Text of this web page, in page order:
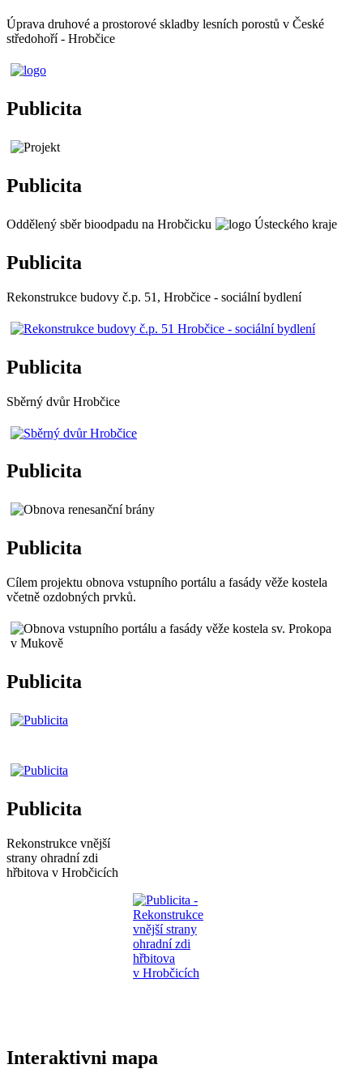
Úprava druhové a prostorové skladby lesních porostů v České
středohoří - Hrobčice
Publicita
Publicita
Oddělený sběr bioodpadu na Hrobčicku
Publicita
Rekonstrukce budovy č.p. 51, Hrobčice - sociální bydlení
Publicita
Sběrný dvůr Hrobčice
Publicita
Publicita
Cílem projektu obnova vstupního portálu a fasády věže kostela
včetně ozdobných prvků.
Publicita
Publicita
Rekonstrukce vnější
strany ohradní zdi
hřbitova v Hrobčicích
Interaktivni mapa